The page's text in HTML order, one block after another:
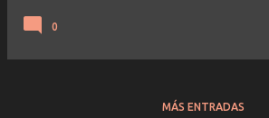
0
MÁS ENTRADAS